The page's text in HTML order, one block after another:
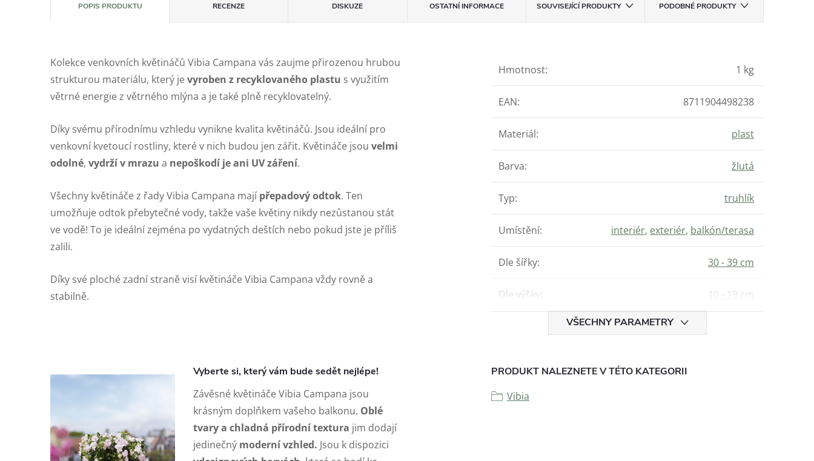
POPIS PRODUKTU RECENZE DISKUZE OSTATNÍ INFORMACE SOUVISEJÍCÍ PRODUKTY PODOBNÉ PRODUKTY
Kolekce venkovních květináčů Vibia Campana vás zaujme přirozenou hrubou
strukturou materiálu, který jevyroben z recyklovaného plastu s využitím
větrné energie z větrného mlýna a je také plně recyklovatelný.
Díky svému přírodnímu vzhledu vynikne kvalita květináčů. Jsou ideální pro
venkovní kvetoucí rostliny, které v nich budou jen zářit. Květináče jsou velmi
odolné, vydrží v mrazu a nepoškodí je ani UV záření.
Všechny květináče z řady Vibia Campana mají přepadový odtok. Ten
umožňuje odtok přebytečné vody, takže vaše květiny nikdy nezůstanou stát
ve vodě! To je ideální zejména po vydatných deštích nebo pokud jste je příliš
zalili.
Díky své ploché zadní straně visí květináče Vibia Campana vždy rovně a
stabilně.
Vyberte si, který vám bude sedět nejlépe!
Závěsné květináče Vibia Campana jsou
krásným doplňkem vašeho balkonu. Oblé
tvary a chladná přírodní textura jim dodají
jedinečný moderní vzhled. Jsou k dispozici
Hmotnost: 1 kg
EAN: 8711904498238
Materiál: plast
Barva: žlutá
Typ: truhlík
Umístění: interiér, exteriér, balkón/terasa
Dle šířky: 30 - 39 cm
Dle výšky: 10 - 19 cm
VŠECHNY PARAMETRY
PRODUKT NALEZNETE V TÉTO KATEGORII
Vibia